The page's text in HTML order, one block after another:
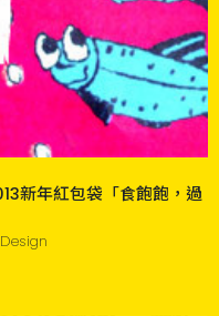
新年紅包袋「食飽飽，過